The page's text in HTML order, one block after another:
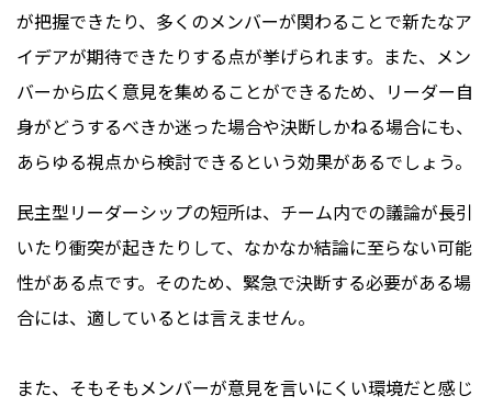
が把握できたり、多くのメンバーが関わることで新たなア
イデアが期待できたりする点が挙げられます。また、メン
バーから広く意見を集めることができるため、リーダー自
身がどうするべきか迷った場合や決断しかねる場合にも、
あらゆる視点から検討できるという効果があるでしょう。
民主型リーダーシップの短所は、チーム内での議論が長引
いたり衝突が起きたりして、なかなか結論に至らない可能
性がある点です。そのため、緊急で決断する必要がある場
合には、適しているとは言えません。
また、そもそもメンバーが意見を言いにくい環境だと感じ